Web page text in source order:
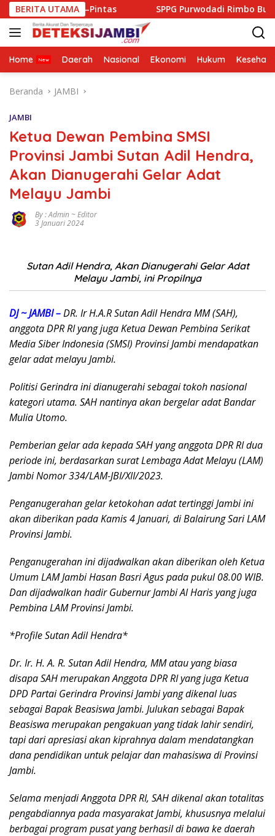
Langsung
ke
konten
BERITA UTAMASPPG Purwodadi Rimbo Bujang Salurkan
Home Daerah Nasional Ekonomi Hukum
Beranda JAMBI
JAMBI
Ketua Dewan Pembina SMSI
Provinsi Jambi Sutan Adil Hendra,
Akan Dianugerahi Gelar Adat
Melayu Jambi
By : Admin ~ Editor
3 Januari 2024
Sutan Adil Hendra, Akan Dianugerahi Gelar Adat
Melayu Jambi, ini Propilnya
DJ ~ JAMBI –DR. Ir H.A.R Sutan Adil Hendra MM (SAH),
anggota DPR RI yang juga Ketua Dewan Pembina Serikat
Media Siber Indonesia (SMSI) Provinsi Jambi mendapatkan
gelar adat melayu Jambi.
Politisi Gerindra ini dianugerahi sebagai tokoh nasional
kategori utama. SAH nantinya akan bergelar adat Bandar
Mulia Utomo.
Pemberian gelar ada kepada SAH yang anggota DPR RI dua
periode ini, berdasarkan surat Lembaga Adat Melayu (LAM)
Jambi Nomor 334/LAM-JBI/XII/2023.
Penganugerahan gelar ketokohan adat tertinggi Jambi ini
akan diberikan pada Kamis 4 Januari, di Balairung Sari LAM
Provinsi Jambi.
Penganugerahan ini dijadwalkan akan diberikan oleh Ketua
Umum LAM Jambi Hasan Basri Agus pada pukul 08.00 WIB.
Dan dijadwalkan hadir Gubernur Jambi Al Haris yang juga
Pembina LAM Provinsi Jambi.
*Profile Sutan Adil Hendra*
Dr. Ir. H. A. R. Sutan Adil Hendra, MM atau yang biasa
disapa SAH merupakan Anggota DPR RI yang juga Ketua
DPD Partai Gerindra Provinsi Jambi yang dikenal luas
sebagai Bapak Beasiswa Jambi. Julukan sebagai Bapak
Beasiswa merupakan pengakuan yang tidak lahir sendiri,
tapi dari apresiasi akan kiprahnya dalam mendatangkan
dana pendidikan untuk pelajar dan mahasiswa di Provinsi
Jambi.
Selama menjadi Anggota DPR RI, SAH dikenal akan totalitas
pengabdiannya pada masyarakat Jambi, khususnya melalui
berbagai program pusat yang berhasil di bawa ke daerah